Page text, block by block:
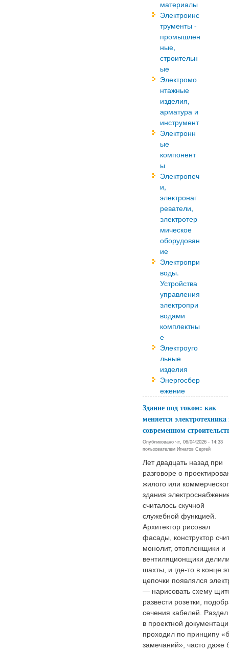
материалы
Электроинс
трументы -
промышлен
ные,
строительн
ые
Электромо
нтажные
изделия,
арматура и
инструмент
Электронн
ые
компонент
ы
Электропеч
и,
электронаг
реватели,
электротер
мическое
оборудован
ие
Электропри
воды.
Устройства
управления
электропри
водами
комплектны
е
Электроуго
льные
изделия
Энергосбер
ежение
Здание под током: как
меняется электротехника
современном
Опубликовано чт, 06/04/2026 - 14:33
пользователем Игнатов Сергей
Лет двадцать назад при
разговоре о
жилого или
здания
считалось скучной
служебной функцией.
Архитектор рисовал
фасады, конструктор
монолит, отопленщики и
вентиляционщики
шахты, и где-то в конце
цепочки появлялся
— нарисовать схему
развести розетки,
сечения кабелей.
в проектной
проходил по принципу
замечаний», часто даже